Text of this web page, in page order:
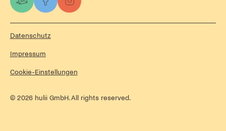
© 2026hulii GmbH. All rights reserved.
Datenschutz
Impressum
Cookie-Einstellungen